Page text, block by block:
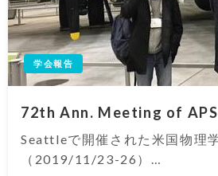
学会報告
72th Ann. Meeting of APS
Seattleで開催された米国物理
（2019/11/23-26）…